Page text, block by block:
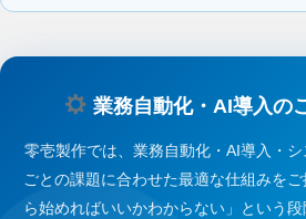
業務自動化・AI導入の
零壱製作では、業務自動化・AI導入・
ごとの課題に合わせた最適な仕組みを
ら始めればいいかわからない」という